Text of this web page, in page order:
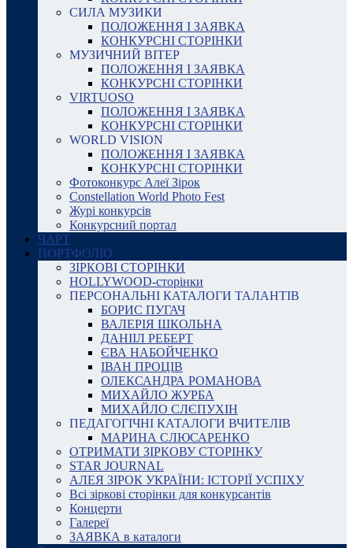
СИЛА МУЗИКИ
ПОЛОЖЕННЯ І ЗАЯВКА
КОНКУРСНІ СТОРІНКИ
МУЗИЧНИЙ ВІТЕР
ПОЛОЖЕННЯ І ЗАЯВКА
КОНКУРСНІ СТОРІНКИ
VIRTUOSO
ПОЛОЖЕННЯ І ЗАЯВКА
КОНКУРСНІ СТОРІНКИ
WORLD VISION
ПОЛОЖЕННЯ І ЗАЯВКА
КОНКУРСНІ СТОРІНКИ
Фотоконкурс Алеї Зірок
Constellation World Photo Fest
Журі конкурсів
Конкурсний портал
ЧАРТ
ПОРТФОЛІО
ЗІРКОВІ СТОРІНКИ
HOLLYWOOD-сторінки
ПЕРСОНАЛЬНІ КАТАЛОГИ ТАЛАНТІВ
БОРИС ПУГАЧ
ВАЛЕРІЯ ШКОЛЬНА
ДАНІІЛ РЕБЕРТ
ЄВА НАБОЙЧЕНКО
ІВАН ПРОЦІВ
ОЛЕКСАНДРА РОМАНОВА
МИХАЙЛО ЖУРБА
МИХАЙЛО СЛЄПУХІН
ПЕДАГОГІЧНІ КАТАЛОГИ ВЧИТЕЛІВ
МАРИНА СЛЮСАРЕНКО
ОТРИМАТИ ЗІРКОВУ СТОРІНКУ
STAR JOURNAL
АЛЕЯ ЗІРОК УКРАЇНИ: ІСТОРІЇ УСПІХУ
Всі зіркові сторінки для конкурсантів
Концерти
Галереї
ЗАЯВКА в каталоги